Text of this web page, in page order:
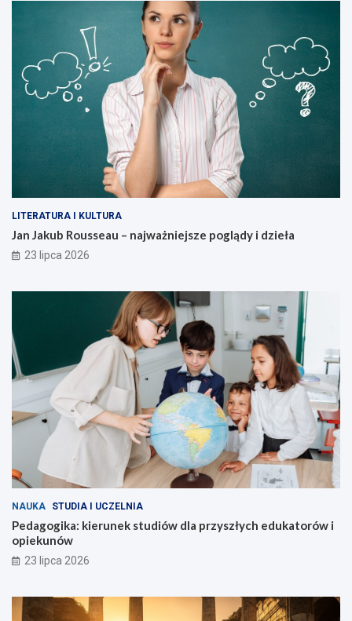
LITERATURA I KULTURA
Jan Jakub Rousseau – najważniejsze poglądy i dzieła
23 lipca 2026
NAUKA STUDIA I UCZELNIA
Pedagogika: kierunek studiów dla przyszłych edukatorów i
opiekunów
23 lipca 2026